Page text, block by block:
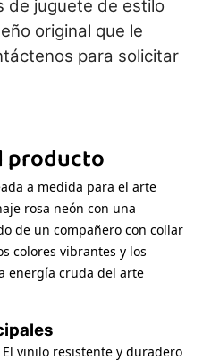
de juguete de estilo
original que le
para solicitar
producto
a medida para el arte
rosa neón con una
de un compañero con collar
colores vibrantes y los
energía cruda del arte
El vinilo resistente y duradero